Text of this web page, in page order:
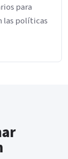
para
las políticas